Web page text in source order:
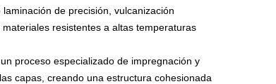
de precisión, vulcanización
resistentes a altas temperaturas
proceso especializado de impregnación y
capas, creando una estructura cohesionada